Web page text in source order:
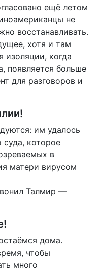
ещё летом
не
восстанавливать.
хотя и там
изоляции, когда
появляется больше
для разговоров и
им удалось
суда, которое
в
матери вирусом
Талмир —
дома.
чтобы
много